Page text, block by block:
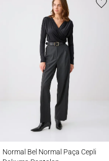
Normal Bel Normal Paça Cepli